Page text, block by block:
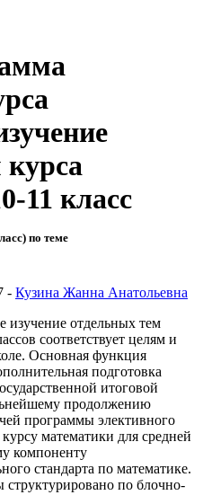
11 класс
по теме
- Кузина Жанна Анатольевна
изучение отдельных тем
соответствует целям и
Основная функция
подготовка
итоговой
продолжению
программы элективного
математики для средней
компоненту
стандарта по математике.
по блочно-